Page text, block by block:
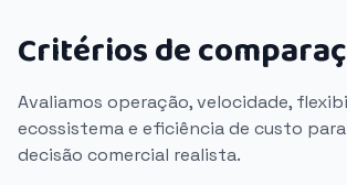
Critérios de
Avaliamos operação, velocidade,
ecossistema e eficiência de custo
decisão comercial realista.